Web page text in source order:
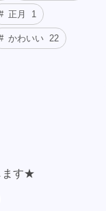
正月 1
かわいい 22
ます★